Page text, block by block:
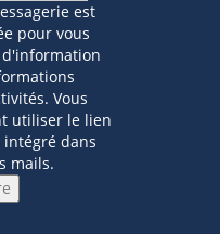
est
pour vous
Vous
utiliser le lien
dans
mails.